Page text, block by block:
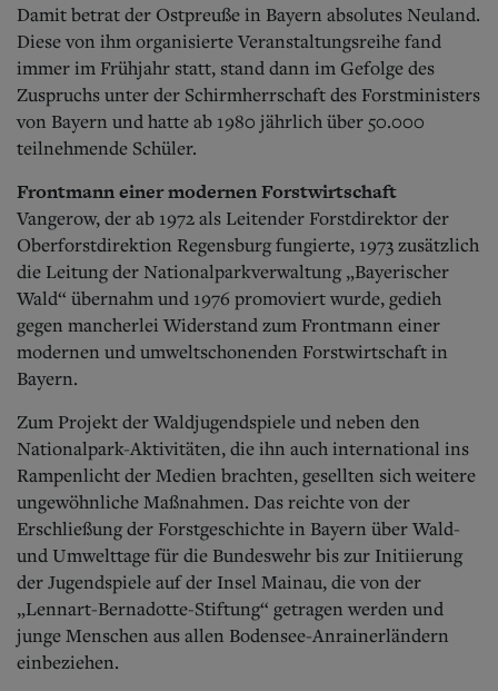
Damit betrat der Ostpreuße in Bayern absolutes Neuland.
Diese von ihm organisierte Veranstaltungsreihe fand
immer im Frühjahr statt, stand dann im Gefolge des
Zuspruchs unter der Schirmherrschaft des Forstministers
von Bayern und hatte ab 1980 jährlich über 50.000
teilnehmende Schüler.
Frontmann einer modernen Forstwirtschaft
Vangerow, der ab 1972 als Leitender Forstdirektor der
Oberforstdirektion Regensburg fungierte, 1973 zusätzlich
die Leitung der Nationalparkverwaltung „Bayerischer
Wald“ übernahm und 1976 promoviert wurde, gedieh
gegen mancherlei Widerstand zum Frontmann einer
modernen und umweltschonenden Forstwirtschaft in
Bayern.
Zum Projekt der Waldjugendspiele und neben den
Nationalpark-Aktivitäten, die ihn auch international ins
Rampenlicht der Medien brachten, gesellten sich weitere
ungewöhnliche Maßnahmen. Das reichte von der
Erschließung der Forstgeschichte in Bayern über Wald-
und Umwelttage für die Bundeswehr bis zur Initiierung
der Jugendspiele auf der Insel Mainau, die von der
„Lennart-Bernadotte-Stiftung“ getragen werden und
junge Menschen aus allen Bodensee-Anrainerländern
einbeziehen.